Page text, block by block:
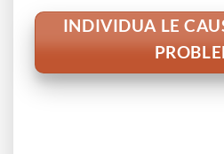
INDIVIDUA LE